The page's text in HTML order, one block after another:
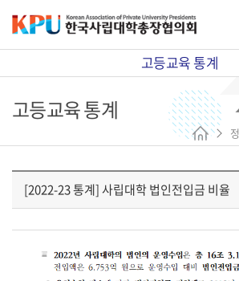
고등교육 통계
고등교육 통계
[2022-23 통계] 사립대학 법인전입금 비율